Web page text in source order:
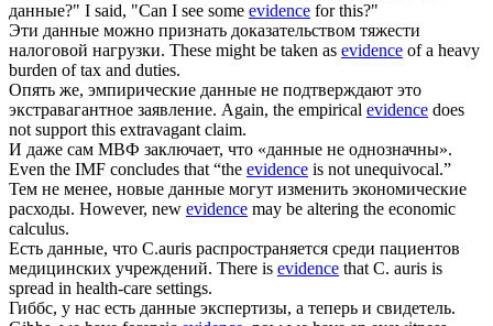
данные?" I said, "Can I see some evidence for this?"
Эти данные можно признать доказательством тяжести
налоговой нагрузки. These might be taken as evidence of a heavy
burden of tax and duties.
Опять же, эмпирические данные не подтверждают это
экстравагантное заявление. Again, the empirical evidence does
not support this extravagant claim.
И даже сам МВФ заключает, что «данные не однозначны».
Even the IMF concludes that “the evidence is not unequivocal.”
Тем не менее, новые данные могут изменить экономические
расходы. However, new evidence may be altering the economic
calculus.
Есть данные, что C.auris распространяется среди пациентов
медицинских учреждений. There is evidence that C. auris is
spread in health-care settings.
Гиббс, у нас есть данные экспертизы, а теперь и свидетель.